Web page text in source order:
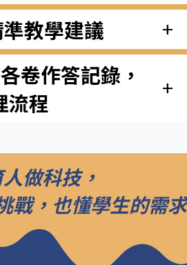
教學建議 add
卷作答記錄，
流程
add
做科技，
戰，也懂學生的需求